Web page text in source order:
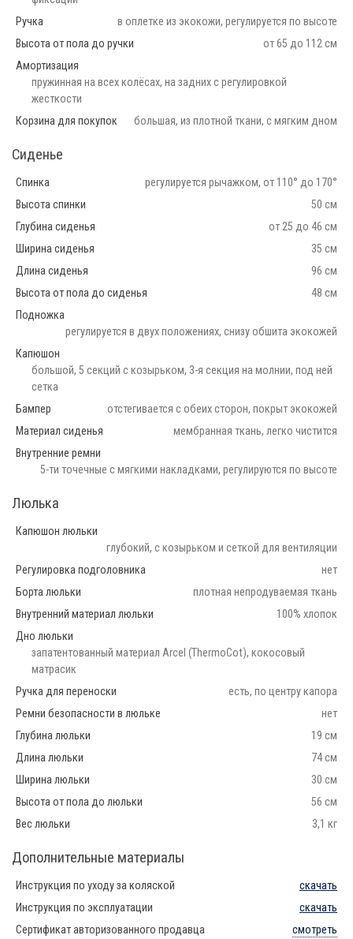
Ручка
в оплетке из экокожи, регулируется по высоте
Высота от пола до ручки
от 65 до 112 см
Амортизация
пружинная на всех колёсах, на задних с регулировкой
жесткости
Корзина для покупок
большая, из плотной ткани, с мягким дном
Сиденье
Спинка
регулируется рычажком, от 110° до 170°
Высота спинки
50 см
Глубина сиденья
от 25 до 46 см
Ширина сиденья
35 см
Длина сиденья
96 см
Высота от пола до сиденья
48 см
Подножка
регулируется в двух положениях, снизу обшита экокожей
Капюшон
большой, 5 секций с козырьком, 3-я секция на молнии, под ней
сетка
Бампер
отстегивается с обеих сторон, покрыт экокожей
Материал сиденья
мембранная ткань, легко чистится
Внутренние ремни
5-ти точечные с мягкими накладками, регулируются по высоте
Люлька
Капюшон люльки
глубокий, с козырьком и сеткой для вентиляции
Регулировка подголовника
нет
Борта люльки
плотная непродуваемая ткань
Внутренний материал люльки
100% хлопок
Дно люльки
запатентованный материал Arcel (ThermoCot), кокосовый
матрасик
Ручка для переноски
есть, по центру капора
Ремни безопасности в люльке
нет
Глубина люльки
19 см
Длина люльки
74 см
Ширина люльки
30 см
Высота от пола до люльки
56 см
Вес люльки
3,1 кг
Дополнительные материалы
Инструкция по уходу за коляской
скачать
Инструкция по эксплуатации
скачать
Сертификат авторизованного продавца
смотреть